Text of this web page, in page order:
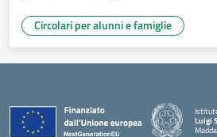
Circolari per alunni e famiglie
Luigi